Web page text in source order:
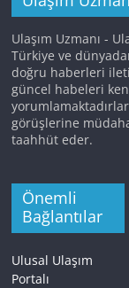
Ulaşım Uzmanı -
Türkiye ve
doğru haberleri
güncel habeleri
görüşlerine
taahhüt eder.
Önemli
Bağlantılar
Ulusal Ulaşım
Portalı